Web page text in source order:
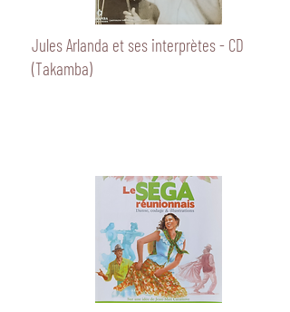
Jules Arlanda et ses interprètes - CD
(Takamba)